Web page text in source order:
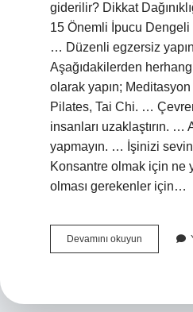
giderilir? Dikkat
15 Önemli İpucu
… Düzenli egzersiz
Aşağıdakilerden
olarak yapın;
Pilates, Tai Chi. …
insanları uzaklaştırın. …
yapmayın. … İşinizi
Konsantre olmak için ne
olması gerekenler için…
Devamını okuyun Konsantre
Olamıyorum